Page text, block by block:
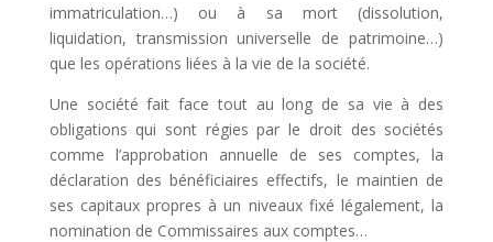
immatriculation…) ou à sa mort (dissolution,
liquidation, transmission universelle de patrimoine…)
que les opérations liées à la vie de la société.
Une société fait face tout au long de sa vie à des
obligations qui sont régies par le droit des sociétés
comme l’approbation annuelle de ses comptes, la
déclaration des bénéficiaires effectifs, le maintien de
ses capitaux propres à un niveaux fixé légalement, la
nomination de Commissaires aux comptes…